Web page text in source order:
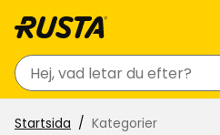
Sök
Startsida Kategorier